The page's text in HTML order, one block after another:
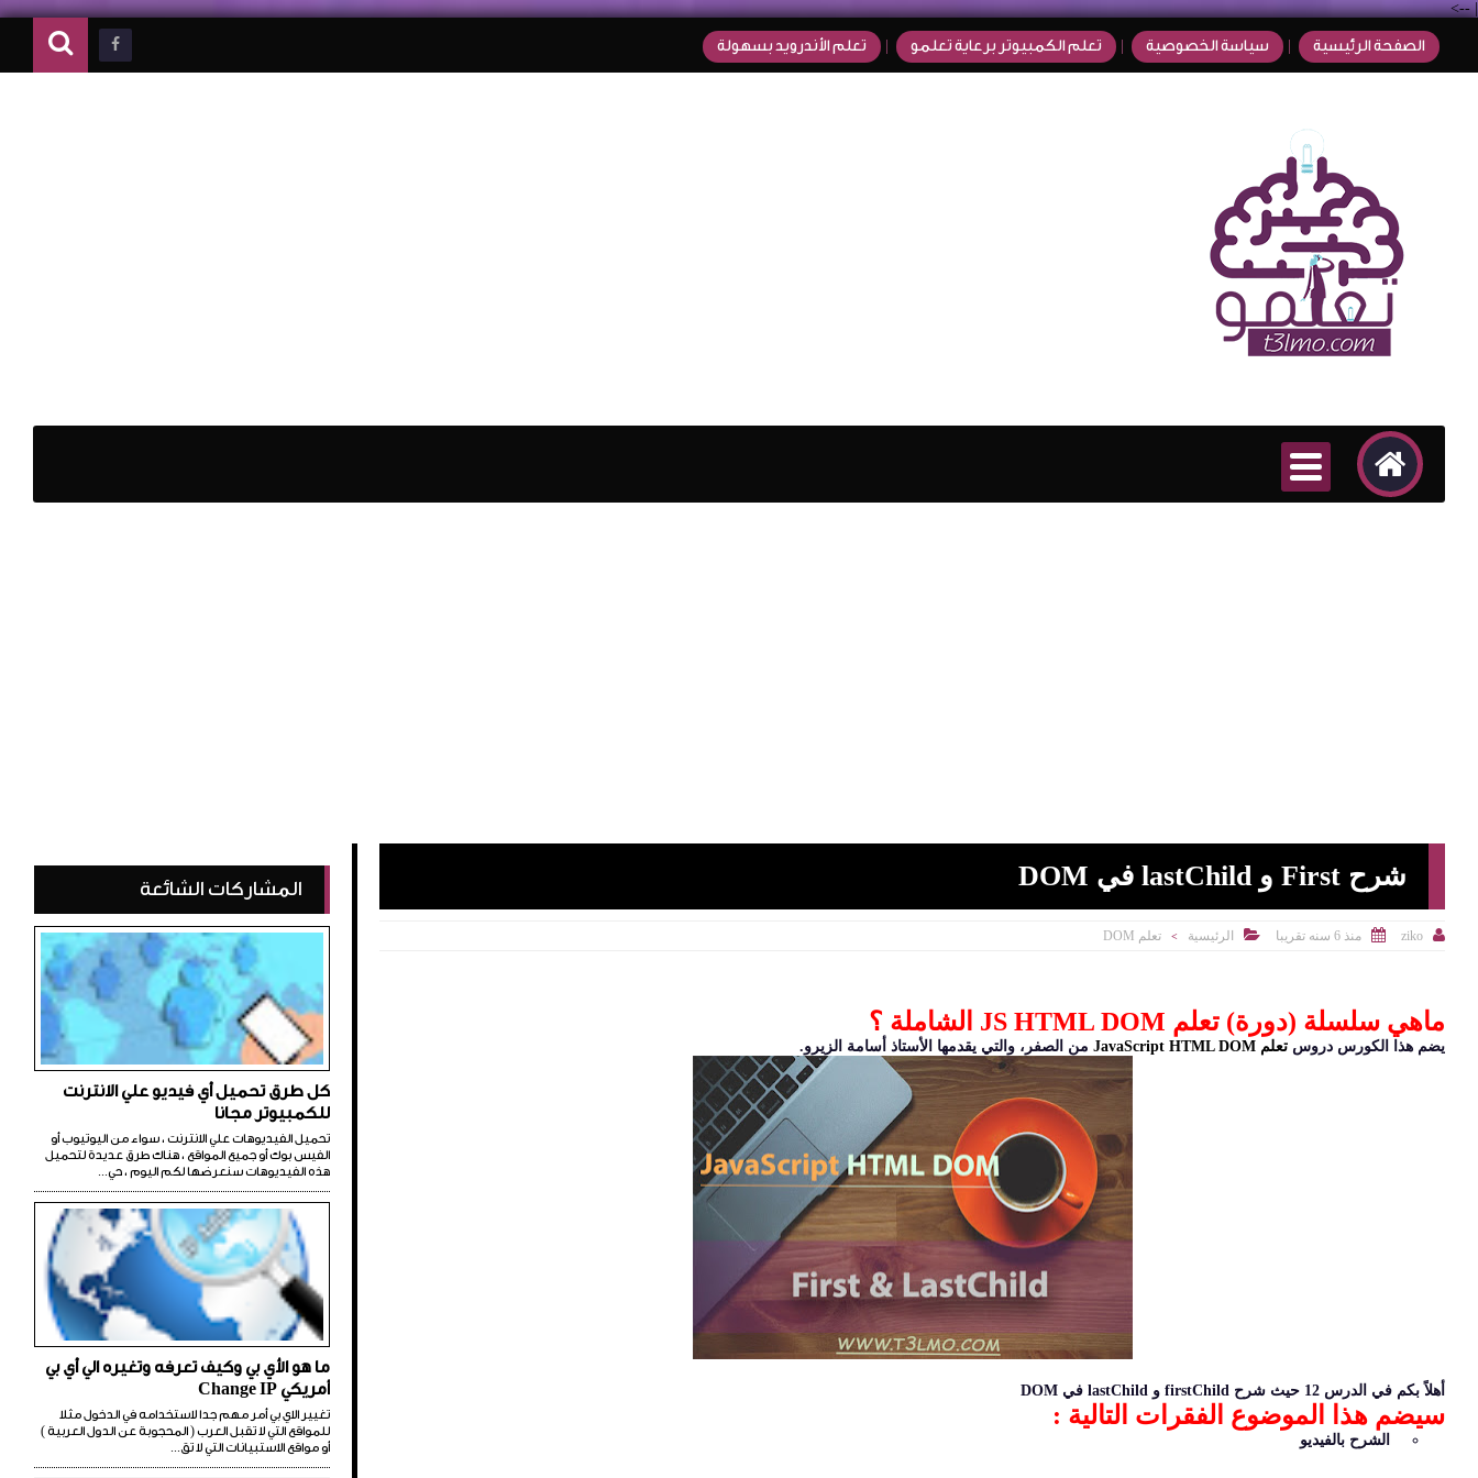
|
-->
الصفحة الرئيسية سياسة الخصوصية تعلم الكمبيوتر برعاية تعلمو تعلم الأندرويد بسهولة
شرح First و lastChild في DOM

ziko
 منذ 6 سنه تقريبا  الرئيسية > تعلم DOM
ماهي سلسلة (دورة) تعلم JS HTML DOM الشاملة ؟
يضم هذا الكورس دروس تعلم JavaScript HTML DOM من الصفر، والتي يقدمها الأستاذ أسامة الزيرو.
أهلاً بكم في الدرس 12 حيث شرح firstChild و lastChild في DOM
سيضم هذا الموضوع الفقرات التالية :
الشرح بالفيديو
المشاركات الشائعة
كل طرق تحميل أي فيديو علي الانترنت
للكمبيوتر مجانا
تحميل الفيديوهات علي الانترنت ، سواء من اليوتيوب أو
الفيس بوك أو جميع المواقع ، هناك طرق عديدة لتحميل
هذه الفيديوهات سنعرضها لكم اليوم ، حي...
ما هو الأي بي وكيف تعرفه وتغيره الي أي بي
أمريكي Change IP
تغيير الاي بي أمر مهم جدا لاستخدامه في الدخول مثلا
للمواقع التي لا تقبل العرب ( المحجوبة عن الدول العربية )
أو مواقع الاستبيانات التي لا تق...